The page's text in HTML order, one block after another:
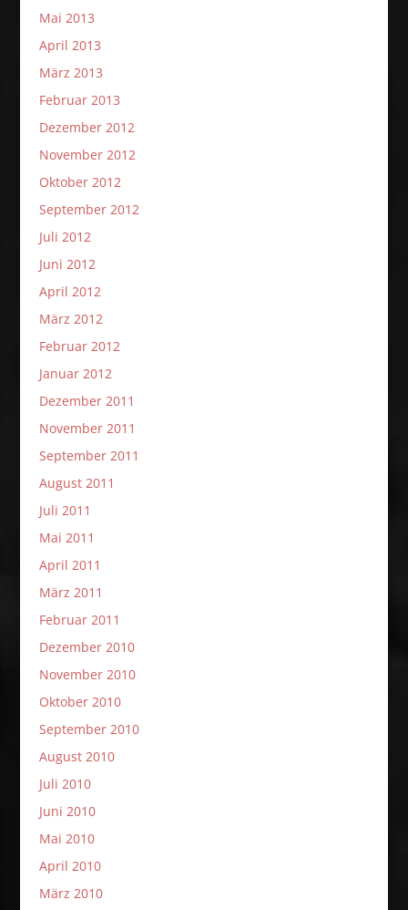
Mai 2013
April 2013
März 2013
Februar 2013
Dezember 2012
November 2012
Oktober 2012
September 2012
Juli 2012
Juni 2012
April 2012
März 2012
Februar 2012
Januar 2012
Dezember 2011
November 2011
September 2011
August 2011
Juli 2011
Mai 2011
April 2011
März 2011
Februar 2011
Dezember 2010
November 2010
Oktober 2010
September 2010
August 2010
Juli 2010
Juni 2010
Mai 2010
April 2010
März 2010